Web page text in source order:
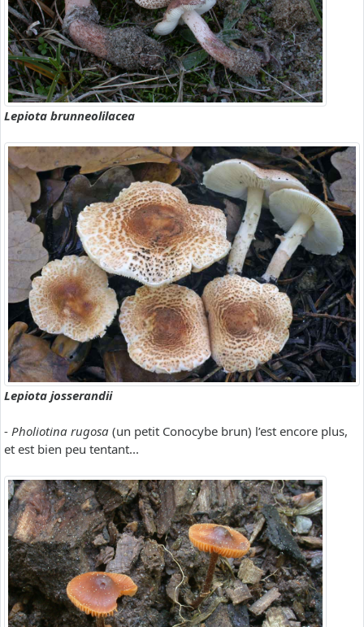
Lepiota brunneolilacea
Lepiota josserandii
- Pholiotina rugosa (un petit Conocybe brun) l’est encore plus,
et est bien peu tentant...